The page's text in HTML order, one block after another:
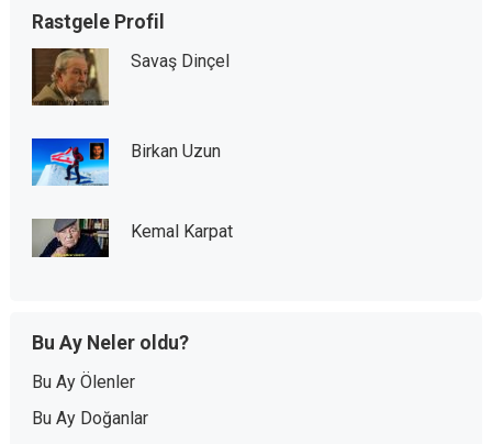
Rastgele Profil
Savaş Dinçel
Birkan Uzun
Kemal Karpat
Bu Ay Neler oldu?
Bu Ay Ölenler
Bu Ay Doğanlar